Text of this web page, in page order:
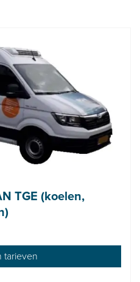
TGE (koelen,
tarieven